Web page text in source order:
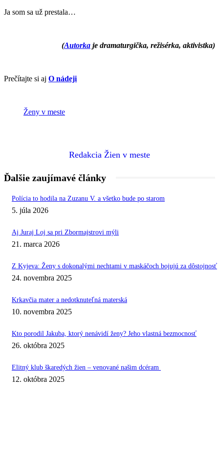
Ja som sa už prestala…
(Autorka je dramaturgička, režisérka, aktivistka)
Prečítajte si aj O nádeji
Ženy v meste
Redakcia Žien v meste
Ďalšie zaujímavé články
Polícia to hodila na Zuzanu V. a všetko bude po starom
5. júla 2026
Aj Juraj Loj sa pri Zbormajstrovi mýli
21. marca 2026
Z Kyjeva: Ženy s dokonalými nechtami v maskáčoch bojujú za dôstojnosť
24. novembra 2025
Krkavčia mater a nedotknuteľná materská
10. novembra 2025
Kto porodil Jakuba, ktorý nenávidí ženy? Jeho vlastná bezmocnosť
26. októbra 2025
Elitný klub škaredých žien – venované našim dcéram
12. októbra 2025